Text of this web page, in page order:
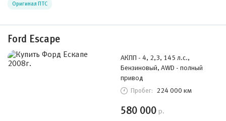
Оригинал ПТС
Ford Escape
АКПП - 4, 2,3, 145 л.с.,
Бензиновый, AWD - полный
привод
Пробег: 224 000 км
580 000 р.